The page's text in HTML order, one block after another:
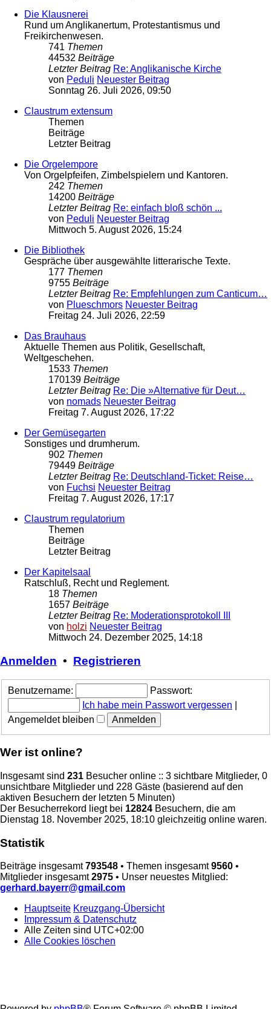
Die Klausnerei
Rund um Anglikanertum, Protestantismus und
Freikirchenwesen.
741 Themen
44532 Beiträge
Letzter Beitrag Re: Anglikanische Kirche
von Peduli Neuester Beitrag
Sonntag 26. Juli 2026, 09:50
Claustrum extensum
Themen
Beiträge
Letzter Beitrag
Die Orgelempore
Von Orgelpfeifen, Zimbelspielern und Kantoren.
242 Themen
14200 Beiträge
Letzter Beitrag Re: einfach bloß schön ...
von Peduli Neuester Beitrag
Mittwoch 5. August 2026, 15:24
Die Bibliothek
Gespräche über ausgewählte litterarische Texte.
177 Themen
9755 Beiträge
Letzter Beitrag Re: Empfehlungen zum Canticum…
von Plueschmors Neuester Beitrag
Freitag 24. Juli 2026, 22:59
Das Brauhaus
Aktuelle Themen aus Politik, Gesellschaft,
Weltgeschehen.
1533 Themen
170139 Beiträge
Letzter Beitrag Re: Die »Alternative für Deut…
von nomads Neuester Beitrag
Freitag 7. August 2026, 17:22
Der Gemüsegarten
Sonstiges und drumherum.
902 Themen
79449 Beiträge
Letzter Beitrag Re: Deutschland-Ticket: Reise…
von Fuchsi Neuester Beitrag
Freitag 7. August 2026, 17:17
Claustrum regulatorium
Themen
Beiträge
Letzter Beitrag
Der Kapitelsaal
Ratschluß, Recht und Reglement.
18 Themen
1657 Beiträge
Letzter Beitrag Re: Moderationsprotokoll III
von holzi Neuester Beitrag
Mittwoch 24. Dezember 2025, 14:18
Anmelden • Registrieren
Benutzername:
Passwort:
Ich habe mein Passwort vergessen
Angemeldet bleiben
Wer ist online?
Insgesamt sind 231 Besucher online :: 3 sichtbare Mitglieder, 0
unsichtbare Mitglieder und 228 Gäste (basierend auf den
aktiven Besuchern der letzten 5 Minuten)
Der Besucherrekord liegt bei 12824 Besuchern, die am
Dienstag 18. November 2025, 18:10 gleichzeitig online waren.
Statistik
Beiträge insgesamt793548 • Themen insgesamt9560 •
Mitglieder insgesamt2975 • Unser neuestes Mitglied:
gerhard.bayerr@gmail.com
Hauptseite Kreuzgang-Übersicht
Impressum & Datenschutz
Alle Zeiten sind UTC+02:00
Alle Cookies löschen